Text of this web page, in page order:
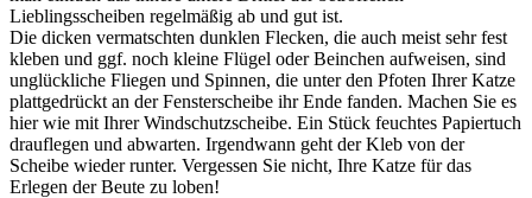
Lieblingsscheiben regelmäßig ab und gut ist.
Die dicken vermatschten dunklen Flecken, die auch meist sehr fest
kleben und ggf. noch kleine Flügel oder Beinchen aufweisen, sind
unglückliche Fliegen und Spinnen, die unter den Pfoten Ihrer Katze
plattgedrückt an der Fensterscheibe ihr Ende fanden. Machen Sie es
hier wie mit Ihrer Windschutzscheibe. Ein Stück feuchtes Papiertuch
drauflegen und abwarten. Irgendwann geht der Kleb von der
Scheibe wieder runter. Vergessen Sie nicht, Ihre Katze für das
Erlegen der Beute zu loben!